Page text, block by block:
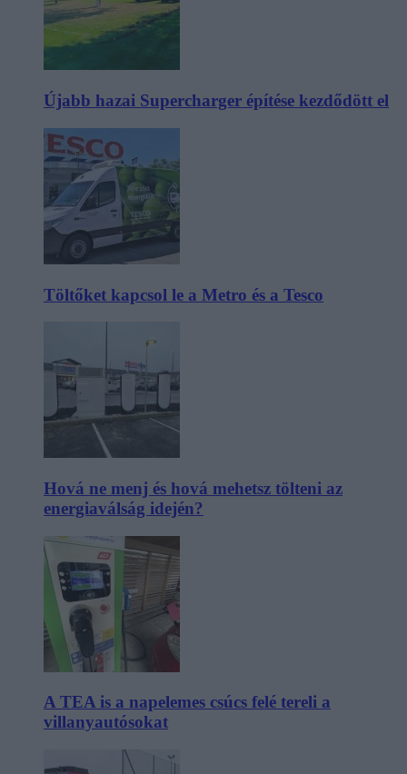
Újabb hazai Supercharger építése kezdődött el
Töltőket kapcsol le a Metro és a Tesco
Hová ne menj és hová mehetsz tölteni az
energiaválság idején?
A TEA is a napelemes csúcs felé tereli a
villanyautósokat